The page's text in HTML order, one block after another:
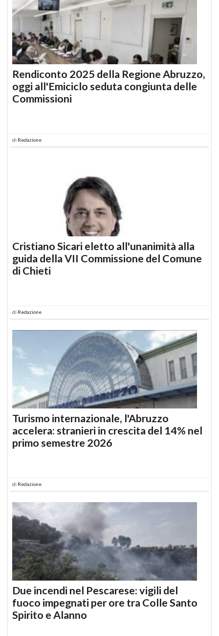
Rendiconto 2025 della Regione Abruzzo,
oggi all'Emiciclo seduta congiunta delle
Commissioni
di Redazione
Cristiano Sicari eletto all'unanimità alla
guida della VII Commissione del Comune
di Chieti
di Redazione
Turismo internazionale, l'Abruzzo
accelera: stranieri in crescita del 14% nel
primo semestre 2026
di Redazione
Due incendi nel Pescarese: vigili del
fuoco impegnati per ore tra Colle Santo
Spirito e Alanno